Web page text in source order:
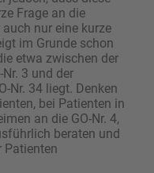
Frage an die
nur eine kurze
im Grunde schon
etwa zwischen der
3 und der
Nr. 34 liegt. Denken
bei Patienten in
an die GO-Nr. 4,
beraten und
Patienten